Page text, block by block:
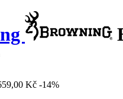
Kč -14%